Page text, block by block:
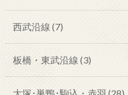
西武沿線 (7)
板橋・東武沿線 (3)